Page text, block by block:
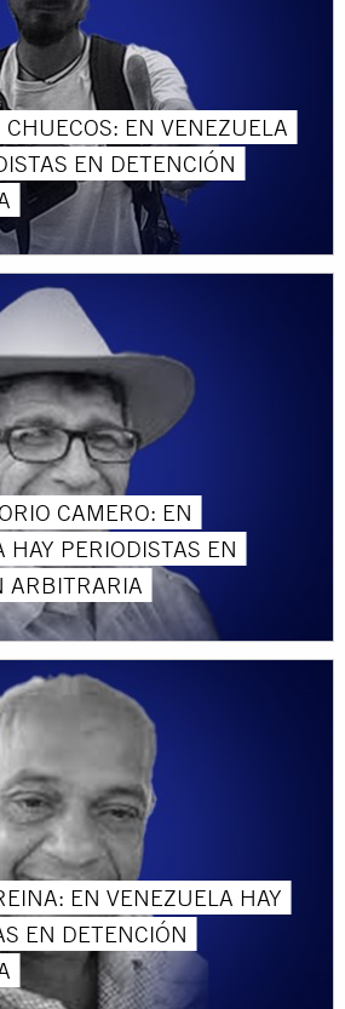
EN VENEZUELA
EN DETENCIÓN
CAMERO: EN
HAY PERIODISTAS EN
ARBITRARIA
EN VENEZUELA HAY
EN DETENCIÓN